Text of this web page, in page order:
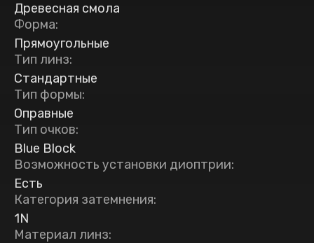
Древесная смола
Форма:
Прямоугольные
Тип линз:
Стандартные
Тип формы:
Оправные
Тип очков:
Blue Block
Возможность установки диоптрии:
Есть
Категория затемнения:
1N
Материал линз: